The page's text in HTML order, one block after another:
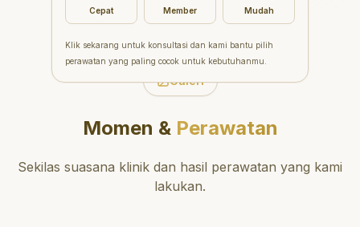
kesehatan gigi dan mulut
yang baik. Klinik ini terletak di
daerah yang strategis,
sehingga nyaman untuk
direkomendasikan untuk
dan berkualitas!"
Galeri
Momen &Perawatan
Sekilas suasana klinik dan hasil perawatan yang kami
lakukan.
Cepat
Member
Mudah
Klik sekarang untuk konsultasi dan kami bantu pilih
perawatan yang paling cocok untuk kebutuhanmu.